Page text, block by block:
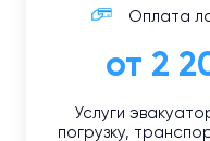
Оплата
от 2
Услуги
погрузку,